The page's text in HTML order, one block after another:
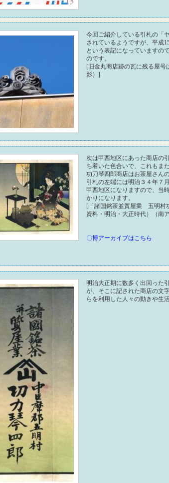
今回ご紹介している引札の「
されているようですが、平成
という表記になっていますの
のです。
[旧金丸商店跡の瓦に残る屋号
影）]
次は甲西地区にあった商店の
ち着いた色合いで、これもま
功刀琴四郎商店はお茶屋さん
引札の左端には明治３４年７
甲西地区になりますので、当
かりになります。
[「諸国銘茶並質屋業 五明村
資料・明治・大正時代）（南
〇博アーカイブはこちら
明治大正期に数多く出回った
が、そこに記された商店の文
らを利用した人々の動きや生